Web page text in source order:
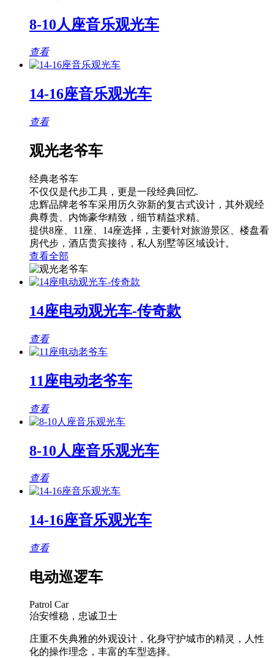
8-10人座音乐观光车
查看
14-16座音乐观光车
查看
观光老爷车
经典老爷车
不仅仅是代步工具，更是一段经典回忆.
忠辉品牌老爷车采用历久弥新的复古式设计，其外观经
典尊贵、内饰豪华精致，细节精益求精。
提供8座、11座、14座选择，主要针对旅游景区、楼盘看
房代步，酒店贵宾接待，私人别墅等区域设计。
查看全部
14座电动观光车-传奇款
查看
11座电动老爷车
查看
8-10人座音乐观光车
查看
14-16座音乐观光车
查看
电动巡逻车
Patrol Car
治安维稳，忠诚卫士
庄重不失典雅的外观设计，化身守护城市的精灵，人性
化的操作理念，丰富的车型选择。